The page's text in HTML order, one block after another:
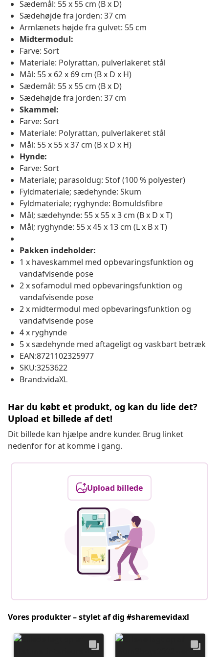
Sædemål: 55 x 55 cm (B x D)
Sædehøjde fra jorden: 37 cm
Armlænets højde fra gulvet: 55 cm
Midtermodul:
Farve: Sort
Materiale: Polyrattan, pulverlakeret stål
Mål: 55 x 62 x 69 cm (B x D x H)
Sædemål: 55 x 55 cm (B x D)
Sædehøjde fra jorden: 37 cm
Skammel:
Farve: Sort
Materiale: Polyrattan, pulverlakeret stål
Mål: 55 x 55 x 37 cm (B x D x H)
Hynde:
Farve: Sort
Materiale; parasoldug: Stof (100 % polyester)
Fyldmateriale; sædehynde: Skum
Fyldmateriale; ryghynde: Bomuldsfibre
Mål; sædehynde: 55 x 55 x 3 cm (B x D x T)
Mål; ryghynde: 55 x 45 x 13 cm (L x B x T)
Pakken indeholder:
1 x haveskammel med opbevaringsfunktion og
vandafvisende pose
2 x sofamodul med opbevaringsfunktion og
vandafvisende pose
2 x midtermodul med opbevaringsfunktion og
vandafvisende pose
4 x ryghynde
5 x sædehynde med aftageligt og vaskbart betræk
EAN:8721102325977
SKU:3253622
Brand:vidaXL
Har du købt et produkt, og kan du lide det?
Upload et billede af det!
Dit billede kan hjælpe andre kunder. Brug linket
nedenfor for at komme i gang.
Upload billede
Vores produkter – stylet af dig #sharemevidaxl